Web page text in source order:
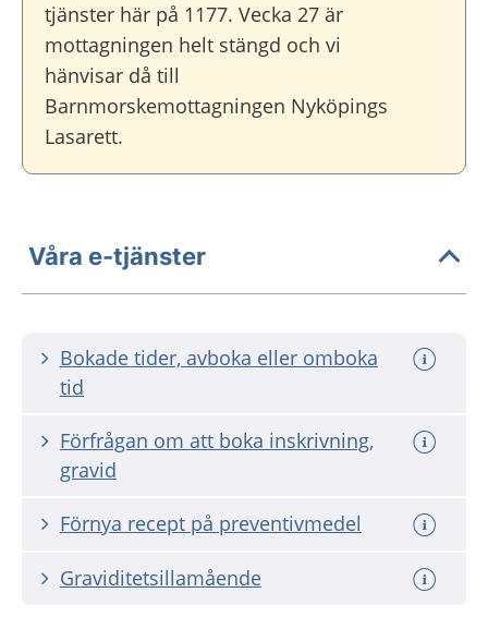
tjänster här på 1177. Vecka 27 är
mottagningen helt stängd och vi
hänvisar då till
Barnmorskemottagningen Nyköpings
Lasarett.
Våra e-tjänster
Bokade tider, avboka eller omboka
tid
Förfrågan om att boka inskrivning,
gravid
Förnya recept på preventivmedel
Graviditetsillamående